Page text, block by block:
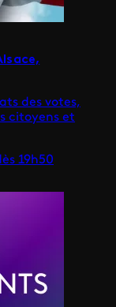
des votes,
citoyens et
19h50